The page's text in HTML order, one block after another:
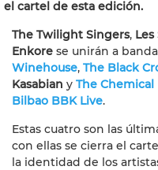
el cartel de esta edición.
The Twilight Singers, Les
Enkore se unirán a
Winehouse, The Black
Kasabian y The
Bilbao BBK Live.
Estas cuatro son las
con ellas se cierra el
la identidad de los